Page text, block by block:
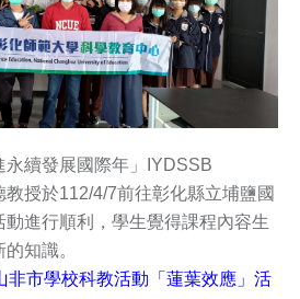
續發展國際年」IYDSSB
授於112/4/7前往彰化縣立埔鹽國
進行順利，學生覺得課程內容生
知識。
非市學校科教活動「蓮葉效應」活